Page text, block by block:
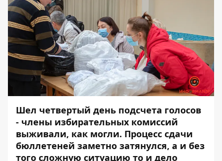
Шел четвертый день подсчета голосов
- члены избирательных комиссий
выживали, как могли. Процесс сдачи
бюллетеней заметно затянулся, а и без
того сложную ситуацию то и дело